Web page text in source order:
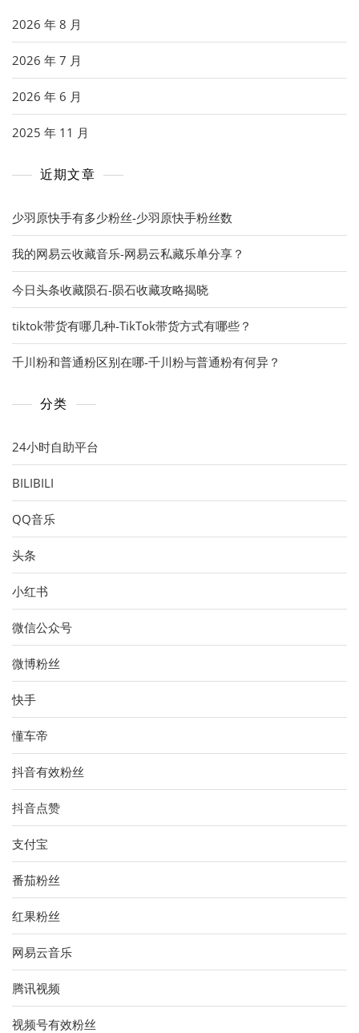
2026 年 8 月
2026 年 7 月
2026 年 6 月
2025 年 11 月
近期文章
少羽原快手有多少粉丝-少羽原快手粉丝数
我的网易云收藏音乐-网易云私藏乐单分享？
今日头条收藏陨石-陨石收藏攻略揭晓
tiktok带货有哪几种-TikTok带货方式有哪些？
千川粉和普通粉区别在哪-千川粉与普通粉有何异？
分类
24小时自助平台
BILIBILI
QQ音乐
头条
小红书
微信公众号
微博粉丝
快手
懂车帝
抖音有效粉丝
抖音点赞
支付宝
番茄粉丝
红果粉丝
网易云音乐
腾讯视频
视频号有效粉丝